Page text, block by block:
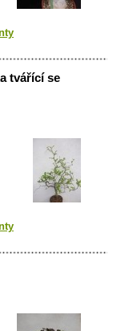
tvářící se